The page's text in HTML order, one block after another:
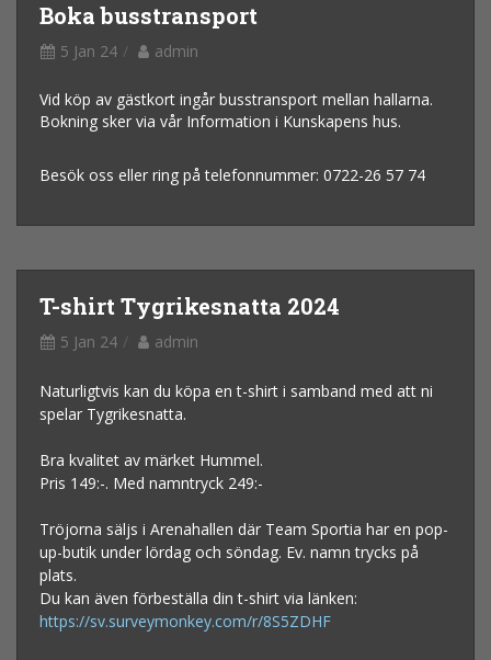
Boka busstransport
5 Jan 24 admin
Vid köp av gästkort ingår busstransport mellan hallarna.
Bokning sker via vår Information i Kunskapens hus.
Besök oss eller ring på telefonnummer: 0722-26 57 74
T-shirt Tygrikesnatta 2024
5 Jan 24 admin
Naturligtvis kan du köpa en t-shirt i samband med att ni
spelar Tygrikesnatta.
Bra kvalitet av märket Hummel.
Pris 149:-. Med namntryck 249:-
Tröjorna säljs i Arenahallen där Team Sportia har en pop-
up-butik under lördag och söndag. Ev. namn trycks på
plats.
Du kan även förbeställa din t-shirt via länken:
https://sv.surveymonkey.com/r/8S5ZDHF